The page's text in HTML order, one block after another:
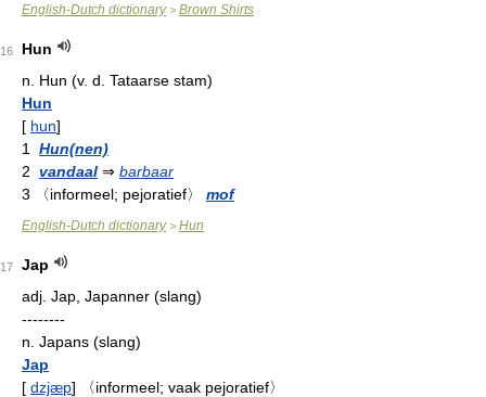
English-Dutch dictionary> Brown Shirts
16
Hun
n.
Hun (v. d. Tataarse stam)
Hun
[ hun]
1
Hun(nen)
2 vandaal ⇒ barbaar
3
〈informeel; pejoratief〉 mof
English-Dutch dictionary> Hun
17
Jap
adj. Jap, Japanner (slang)
--------
n. Japans (slang)
Jap
[ dzjæp]
〈informeel; vaak pejoratief〉